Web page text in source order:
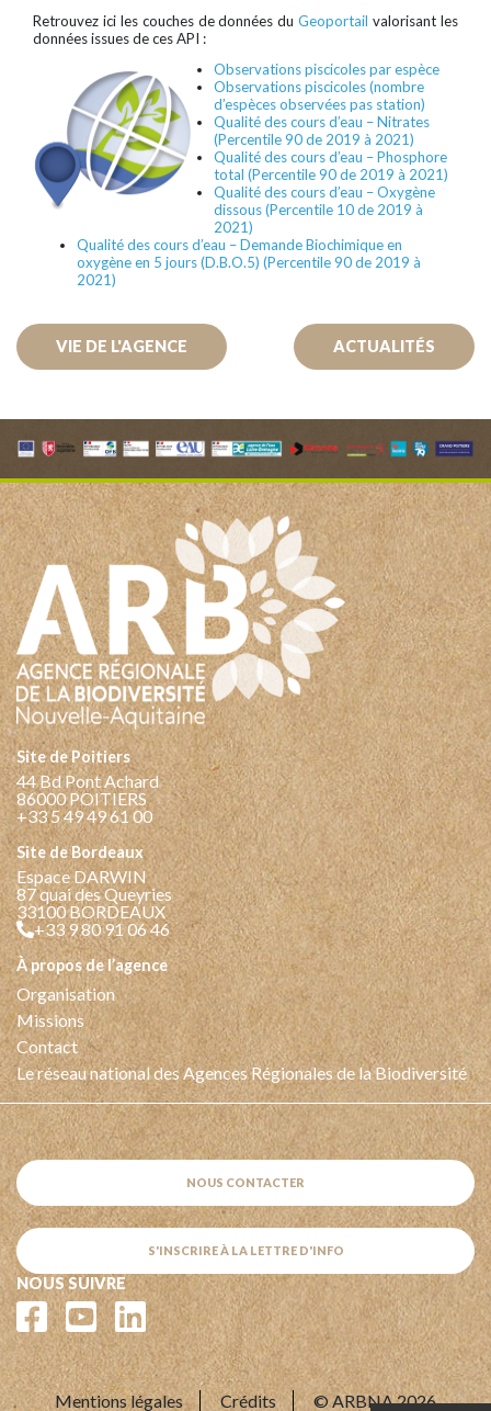
Retrouvez ici les couches de données duGeoportail valorisant les
données issues de ces API :
Observations piscicoles par espèce
Observations piscicoles (nombre
d’espèces observées pas station)
Qualité des cours d’eau – Nitrates
(Percentile 90 de 2019 à 2021)
Qualité des cours d’eau – Phosphore
total (Percentile 90 de 2019 à 2021)
Qualité des cours d’eau – Oxygène
dissous (Percentile 10 de 2019 à
2021)
Qualité des cours d’eau – Demande Biochimique en
oxygène en 5 jours (D.B.O.5) (Percentile 90 de 2019 à
2021)
VIE DE L'AGENCE ACTUALITÉS
Site de Poitiers
44 Bd Pont Achard
86000 POITIERS
+33 5 49 49 61 00
Site de Bordeaux
Espace DARWIN
87 quai des Queyries
33100 BORDEAUX
+33 9 80 91 06 46
à propos de l’agence
Organisation
Missions
Contact
Le réseau national des Agences Régionales de la Biodiversité
NOUS CONTACTER
S'INSCRIRE À LA LETTRE D'INFO
NOUS SUIVRE
Mentions légales Crédits © ARBNA 2026